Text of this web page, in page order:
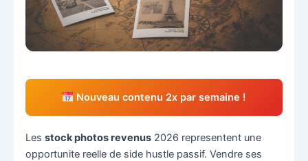
Nouveau contenu 2x par semaine !
Les stock photos revenus2026 representent une
opportunite reelle de side hustle passif. Vendre ses